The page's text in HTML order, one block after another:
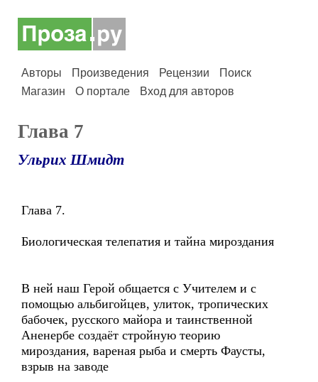
Авторы Произведения Рецензии
Поиск
Магазин
О портале Вход для авторов
Глава 7
Ульрих Шмидт
Глава 7.
Биологическая телепатия и тайна мироздания
В ней наш Герой общается с Учителем и с
помощью альбигойцев, улиток, тропических
бабочек, русского майора и таинственной
Аненербе создаёт стройную теорию
мироздания, вареная рыба и смерть Фаусты,
взрыв на заводе